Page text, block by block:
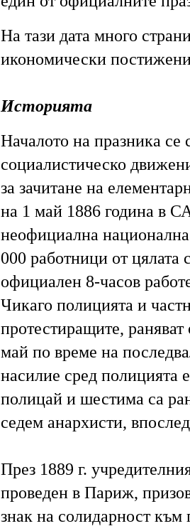
На тази дата много
икономически
Историята
Началото на празника се
социалистическо
за зачитане на
на 1 май 1886 година в
неофициална национална
000 работници от цялата
официален 8-часов
Чикаго полицията и
протестиращите,
май по време на
насилие сред полицията
полицай и шестима са
седем анархисти,
През 1889 г.
проведен в Париж,
знак на солидарност към